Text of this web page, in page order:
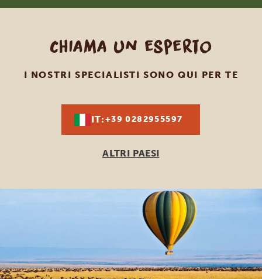
Chiama un esperto
I NOSTRI SPECIALISTI SONO QUI PER TE
IT:+39 0282955597
ALTRI PAESI